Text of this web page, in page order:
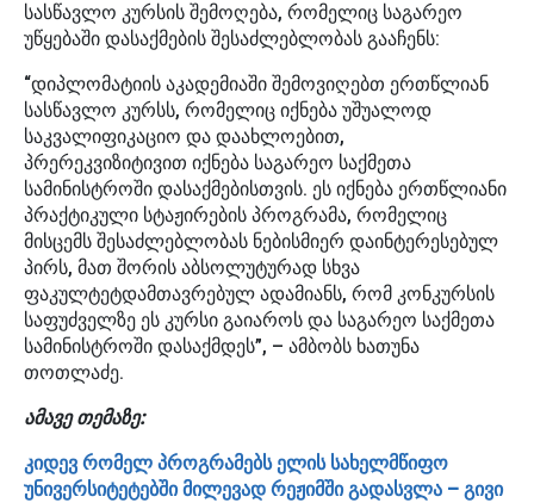
სასწავლო კურსის შემოღება, რომელიც საგარეო
უწყებაში დასაქმების შესაძლებლობას გააჩენს:
“დიპლომატიის აკადემიაში შემოვიღებთ ერთწლიან
სასწავლო კურსს, რომელიც იქნება უშუალოდ
საკვალიფიკაციო და დაახლოებით,
პრერეკვიზიტივით იქნება საგარეო საქმეთა
სამინისტროში დასაქმებისთვის. ეს იქნება ერთწლიანი
პრაქტიკული სტაჟირების პროგრამა, რომელიც
მისცემს შესაძლებლობას ნებისმიერ დაინტერესებულ
პირს, მათ შორის აბსოლუტურად სხვა
ფაკულტეტდამთავრებულ ადამიანს, რომ კონკურსის
საფუძველზე ეს კურსი გაიაროს და საგარეო საქმეთა
სამინისტროში დასაქმდეს”, – ამბობს ხათუნა
თოთლაძე.
ამავე თემაზე:
კიდევ რომელ პროგრამებს ელის სახელმწიფო
უნივერსიტეტებში მილევად რეჟიმში გადასვლა – გივი